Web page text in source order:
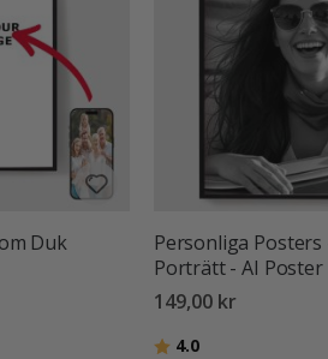
Duk
Personliga
Porträtt - AI Poster
149,00 kr
Betyg:
4.0utav 5 stjärnor